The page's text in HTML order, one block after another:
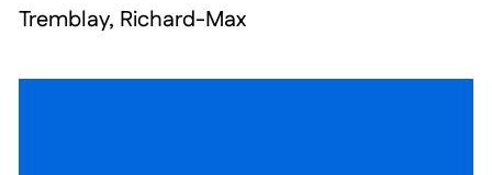
Tremblay, Richard-Max